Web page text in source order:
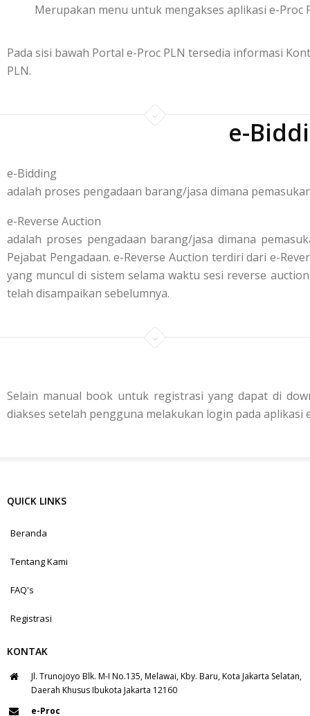
Merupakan menu untuk mengakses aplikasi e-
Pada sisi bawah Portal e-Proc PLN tersedia informasi
PLN.
e-
e-Bidding
adalah proses pengadaan barang/jasa dimana
e-Reverse Auction
adalah proses pengadaan barang/jasa dimana
Pejabat Pengadaan. e-Reverse Auction terdiri dari e-
yang muncul di sistem selama waktu sesi reverse
telah disampaikan sebelumnya.
Selain manual book untuk registrasi yang dapat di
diakses setelah pengguna melakukan login pada aplikasi
QUICK LINKS
Beranda
Tentang Kami
FAQ's
Registrasi
KONTAK
Jl. Trunojoyo Blk. M-I No.135, Melawai, Kby. Baru, Kota Jakarta Selatan,
Daerah Khusus Ibukota Jakarta 12160
e-Proc